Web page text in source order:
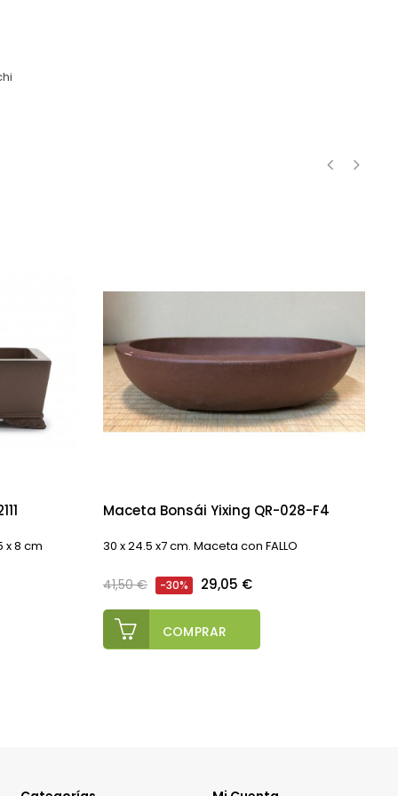
x 8 cm
Maceta Bonsái Yixing QR-028-F4
30 x 24.5 x7 cm. Maceta con FALLO
Precio
41,50 € -30% Precio
29,05 €
COMPRAR